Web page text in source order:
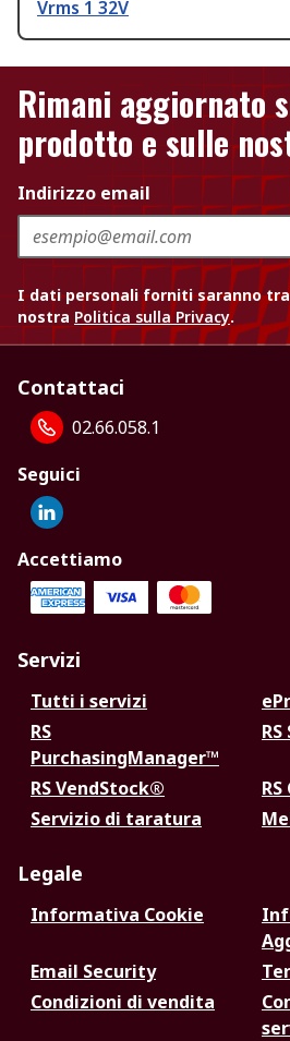
Vrms 1 32V
Rimani aggiornato
prodotto e sulle
Indirizzo email
I dati personali forniti saranno
nostra Politica sulla Privacy.
Contattaci
02.66.058.1
Seguici
Accettiamo
Servizi
Tutti i servizi
RS
PurchasingManager™
RS VendStock®
Servizio di taratura
Legale
Informativa Cookie
Email Security
Condizioni di vendita